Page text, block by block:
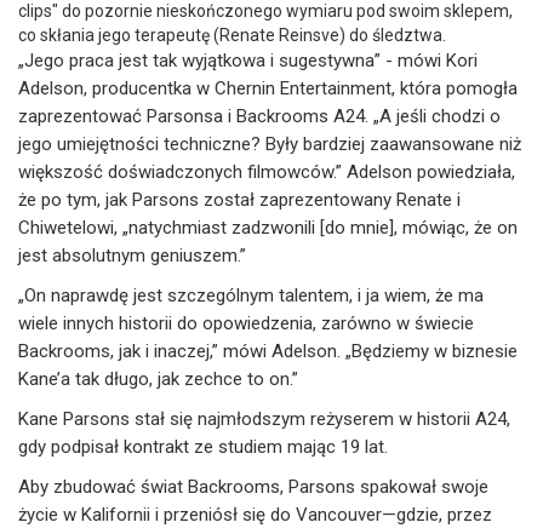
clips" do pozornie nieskończonego wymiaru pod swoim sklepem,
co skłania jego terapeutę (Renate Reinsve) do śledztwa.
„Jego praca jest tak wyjątkowa i sugestywna” - mówi Kori
Adelson, producentka w Chernin Entertainment, która pomogła
zaprezentować Parsonsa i Backrooms A24. „A jeśli chodzi o
jego umiejętności techniczne? Były bardziej zaawansowane niż
większość doświadczonych filmowców.” Adelson powiedziała,
że po tym, jak Parsons został zaprezentowany Renate i
Chiwetelowi, „natychmiast zadzwonili [do mnie], mówiąc, że on
jest absolutnym geniuszem.”
„On naprawdę jest szczególnym talentem, i ja wiem, że ma
wiele innych historii do opowiedzenia, zarówno w świecie
Backrooms, jak i inaczej,” mówi Adelson. „Będziemy w biznesie
Kane’a tak długo, jak zechce to on.”
Kane Parsons stał się najmłodszym reżyserem w historii A24,
gdy podpisał kontrakt ze studiem mając 19 lat.
Aby zbudować świat Backrooms, Parsons spakował swoje
życie w Kalifornii i przeniósł się do Vancouver—gdzie, przez